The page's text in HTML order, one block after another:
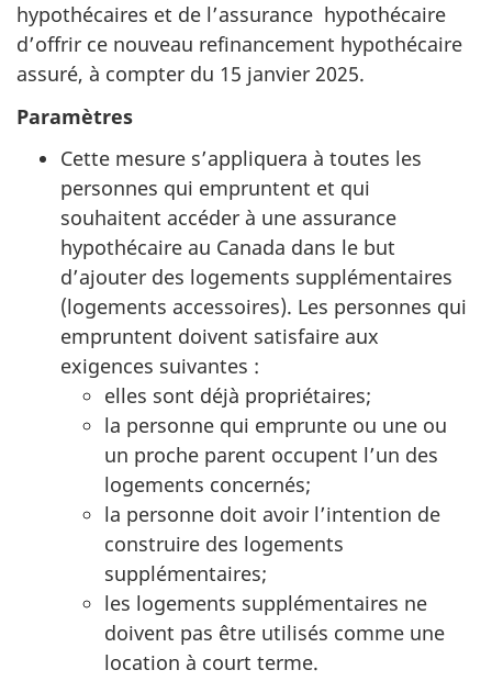
hypothécaires et de l’assurance hypothécaire
d’offrir ce nouveau refinancement hypothécaire
assuré, à compter du 15 janvier 2025.
Paramètres
Cette mesure s’appliquera à toutes les
personnes qui empruntent et qui
souhaitent accéder à une assurance
hypothécaire au Canada dans le but
d’ajouter des logements supplémentaires
(logements accessoires). Les personnes qui
empruntent doivent satisfaire aux
exigences suivantes :
elles sont déjà propriétaires;
la personne qui emprunte ou une ou
un proche parent occupent l’un des
logements concernés;
la personne doit avoir l’intention de
construire des logements
supplémentaires;
les logements supplémentaires ne
doivent pas être utilisés comme une
location à court terme.